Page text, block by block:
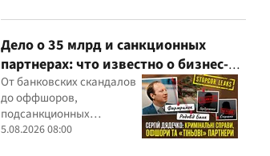
скандалов, судебных дел
Дело о 35 млрд и санкционных
партнерах: что известно о бизнес-
интересах Сергея Дядечко от
"Родовид Банка" до "ФАРМАСЕЛ"
От банковских скандалов
до оффшоров,
подсанкционных
партнеров и уголовных
5.08.2026 08:00